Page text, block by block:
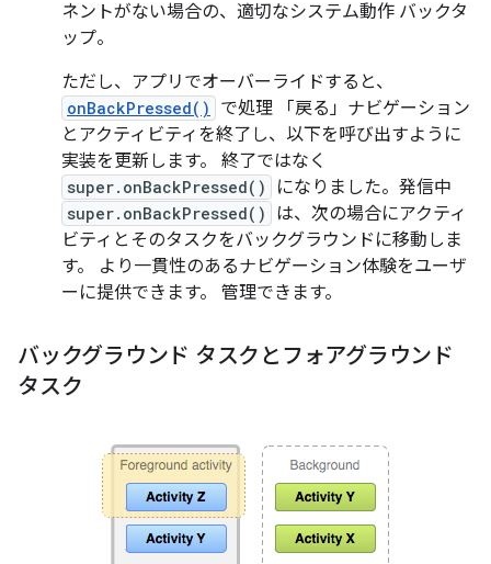
ネントがない場合の、適切なシステム動作 バックタ
ップ。
ただし、アプリでオーバーライドすると、
onBackPressed()
で処理 「戻る」ナビゲーション
とアクティビティを終了し、以下を呼び出すように
実装を更新します。 終了ではなく
super.onBackPressed() になりました。発信中
super.onBackPressed()
は、次の場合にアクティ
ビティとそのタスクをバックグラウンドに移動しま
す。 より一貫性のあるナビゲーション体験をユーザ
ーに提供できます。 管理できます。
バックグラウンド タスクとフォアグラウンド
タスク